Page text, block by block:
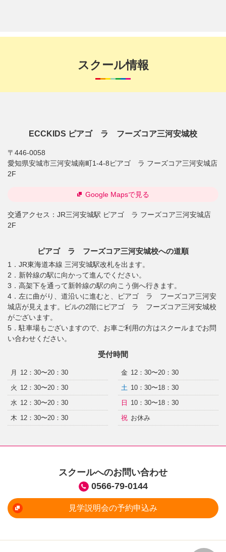
スクール情報
ECCKIDS ピアゴ ラ フーズコア三河安城校
〒446-0058
愛知県安城市三河安城南町1-4-8ピアゴ ラ フーズコア三河安城店
2F
交通アクセス： JR三河安城駅 ピアゴ ラ フーズコア三河安城店
2F
Google Mapsで見る
ピアゴ ラ フーズコア三河安城校への道順
1．JR東海道本線 三河安城駅改札を出ます。
2．新幹線の駅に向かって進んでください。
3．高架下を通って新幹線の駅の向こう側へ行きます。
4．左に曲がり、道沿いに進むと、ピアゴ ラ フーズコア三河安
城店が見えます。ビルの2階にピアゴ ラ フーズコア三河安城校
がございます。
5．駐車場もございますので、お車ご利用の方はスクールまでお問
い合わせください。
受付時間
月
12：30〜20：30
火 12：30〜20：30
水 12：30〜20：30
木 12：30〜20：30
金 12：30〜20：30
土 10：30〜18：30
日
10：30〜18：30
祝 お休み
スクールへのお問い合わせ
0566-79-0144
見学説明会の予約申込み